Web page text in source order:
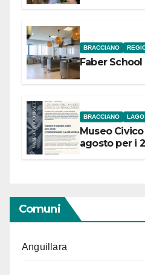
BRACCIANO
Faber
BRACCIANO LAGO
Museo
agosto per i
Comuni
Anguillara